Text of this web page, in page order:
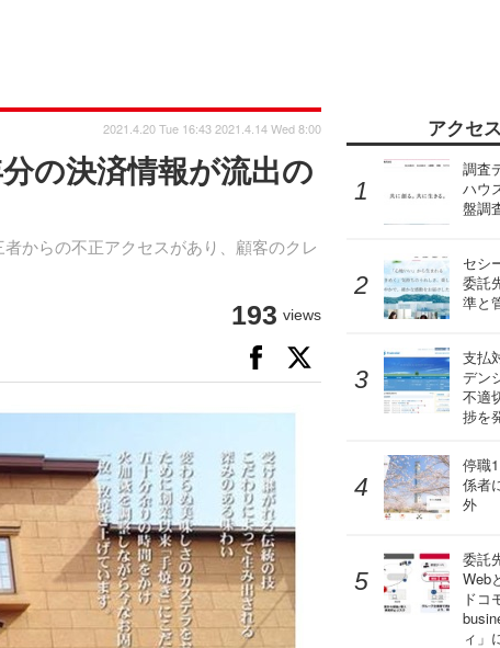
の決済情報が流出の
からの不正アクセスがあり、顧客のクレ
2021.4.20 Tue 16:43 2021.4.14 Wed 8:00
193 views
アクセ
調査
ハウ
盤調
セシ
委託
準と
支払
デン
不適
捗を
停職
係者
外
委託
Web
ドコ
ィ」